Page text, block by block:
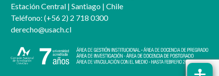
Estación Central | Santiago | Chile
Teléfono: (+56 2) 2 718 0300
derecho@usach.cl